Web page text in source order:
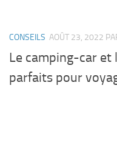
CONSEILS AOÛT 23, 2022
Le camping-car et
parfaits pour